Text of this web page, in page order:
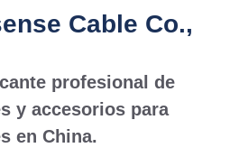
Cable Co.,
profesional de
y accesorios para
en China.